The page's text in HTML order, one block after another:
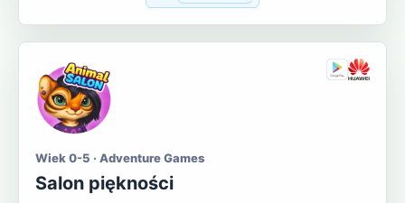
Wiek 0-5 · Adventure Games
Salon piękności